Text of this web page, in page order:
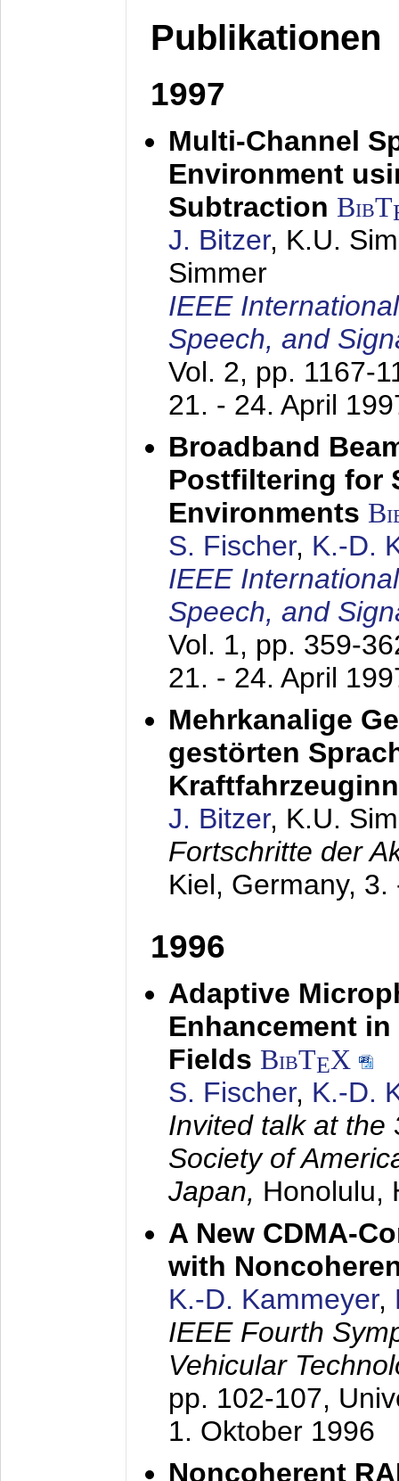
Publikationen
1997
Multi-Channel
Environment
Subtraction BibT
J. Bitzer, K.U.
Simmer
IEEE
Speech, and
Vol. 2, pp. 1167-
21. - 24. April
Broadband
Postfiltering for
Environments
S. Fischer, K.-D.
IEEE
Speech, and
Vol. 1, pp. 359-
21. - 24. April
Mehrkanalige
gestörten
J. Bitzer, K.U.
Fortschritte der
Kiel, Germany, 3.
1996
Adaptive
Enhancement
Fields BibTEX
S. Fischer, K.-D.
Invited talk at the
Society of
Japan, Honolulu,
A New CDMA-
with
K.-D. Kammeyer,
IEEE Fourth
Vehicular
pp. 102-107,
1. Oktober 1996
Noncoherent